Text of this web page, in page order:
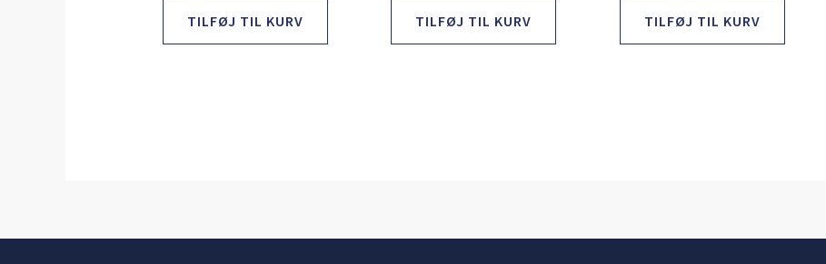
TILFØJ TIL KURV TILFØJ TIL KURV TILFØJ TIL KURV